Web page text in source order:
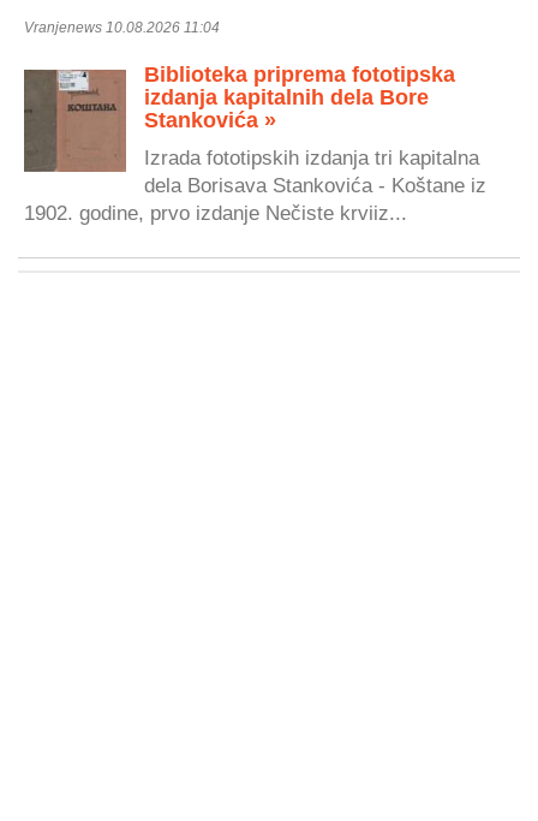
Vranjenews 10.08.2026 11:04
Biblioteka priprema fototipska
izdanja kapitalnih dela Bore
Stankovića »
Izrada fototipskih izdanja tri kapitalna
dela Borisava Stankovića - Koštane iz
1902. godine, prvo izdanje Nečiste krviiz...